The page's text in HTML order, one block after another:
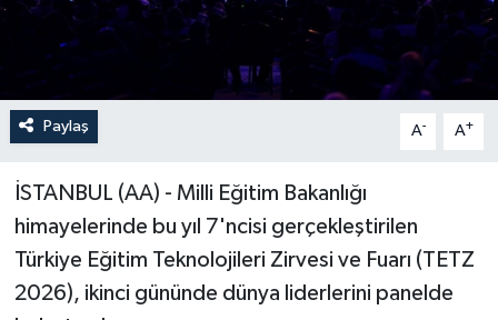
Paylaş A- A+
İSTANBUL (AA) - Milli Eğitim Bakanlığı
himayelerinde bu yıl 7'ncisi gerçekleştirilen
Türkiye Eğitim Teknolojileri Zirvesi ve Fuarı (TETZ
2026), ikinci gününde dünya liderlerini panelde